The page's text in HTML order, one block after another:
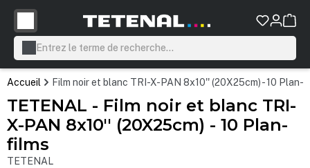
principal
Accueil Film noir et blanc TRI-X-PAN 8x10'' (20X25cm) - 10 Plan-
TETENAL - Film noir et blanc TRI-
X-PAN 8x10'' (20X25cm) - 10 Plan-
films
TETENAL